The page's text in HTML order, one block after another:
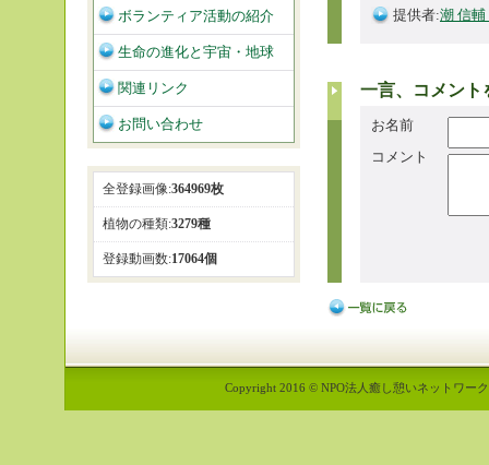
提供者:潮 信
一言、コメント
お名前
コメント
ボランティア活動の紹介
生命の進化と宇宙・地球
関連リンク
お問い合わせ
全登録画像:364969枚
植物の種類:3279種
登録動画数:17064個
Copyright 2016 © NPO法人癒し憩いネットワー